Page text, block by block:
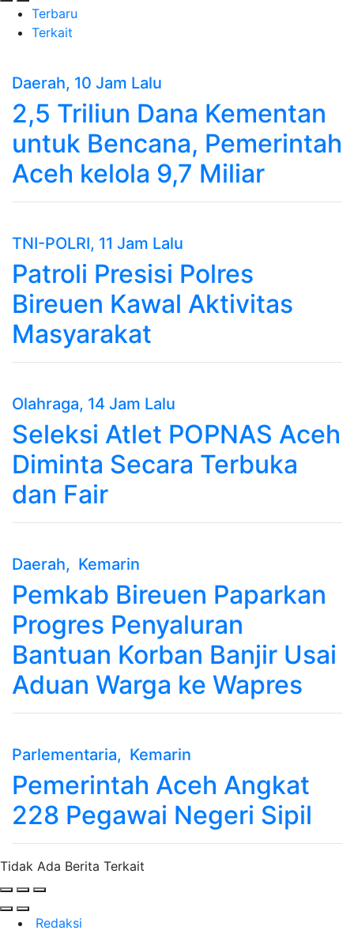
Terbaru
Terkait
Daerah, 10 Jam Lalu
2,5 Triliun Dana Kementan
untuk Bencana, Pemerintah
Aceh kelola 9,7 Miliar
TNI-POLRI, 11 Jam Lalu
Patroli Presisi Polres
Bireuen Kawal Aktivitas
Masyarakat
Olahraga, 14 Jam Lalu
Seleksi Atlet POPNAS Aceh
Diminta Secara Terbuka
dan Fair
Daerah, Kemarin
Pemkab Bireuen Paparkan
Progres Penyaluran
Bantuan Korban Banjir Usai
Aduan Warga ke Wapres
Parlementaria, Kemarin
Pemerintah Aceh Angkat
228 Pegawai Negeri Sipil
Tidak Ada Berita Terkait
Redaksi